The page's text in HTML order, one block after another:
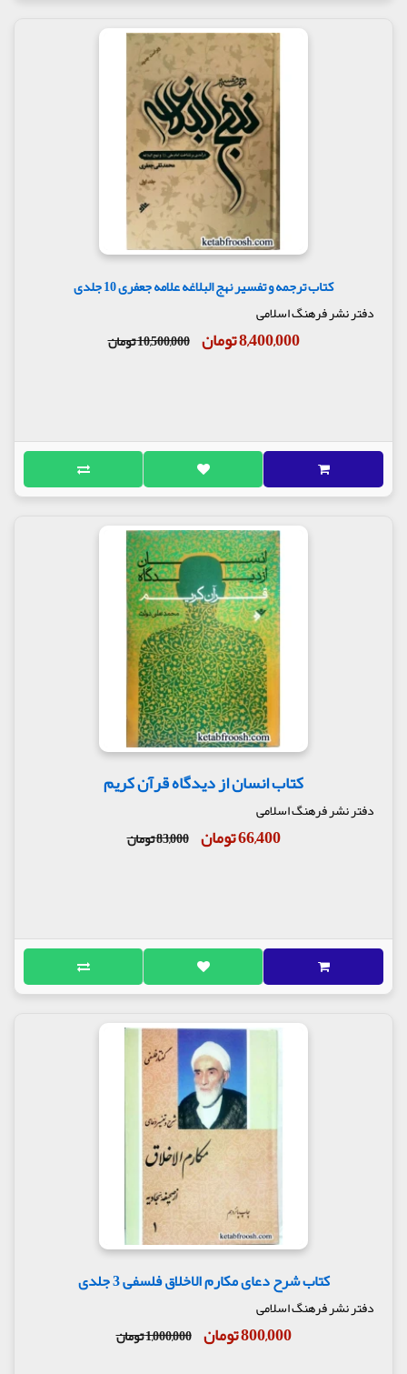
کتاب ترجمه و تفسیر نهج البلاغه علامه جعفری 10 جلدی
دفتر نشر فرهنگ اسلامی
8,400,000 تومان 10,500,000 تومان
کتاب انسان از دیدگاه قرآن کریم
دفتر نشر فرهنگ اسلامی
66,400 تومان 83,000 تومان
کتاب شرح دعای مکارم الاخلاق فلسفی 3 جلدی
دفتر نشر فرهنگ اسلامی
800,000 تومان 1,000,000 تومان